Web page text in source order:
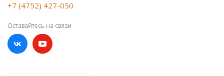
+7 (4752) 427-050
Оставайтесь на связи